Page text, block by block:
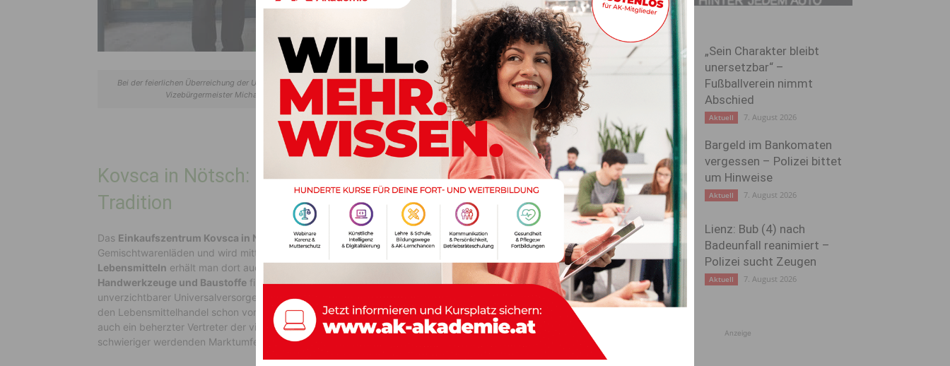
Bei der feierlichen Überreichung der Urkunden und Partnerbetriebe-Tafel mit dabei waren: Bürgermeister Alfred Altersberger,
Vizebürgermeister Michael Rohr, Anton Kovsca und Naturpark-Geschäftsführer Robert Heuberger.
© Verein Naturpark Dobratsch
Kovsca in Nötsch: Regionaler Universalversorger mit
Tradition
Das Einkaufszentrum Kovsca in Nötsch
zählt zu den letzten echten
Gemischtwarenläden und wird mittlerweile in
dritter Generation
Lebensmitteln erhält man dort auch
Sogar
Handwerkzeuge und Baustoffe finden sich in seinem Sortiment. Der Markt ist damit ein
unverzichtbarer Universalversorger in seiner Region.
und kennt
den Lebensmittelhandel schon von Kindesbeinen an. Er ist nicht nur ein erfahrener Kaufmann, sondern
auch ein beherzter Vertreter der vielen kleinen Kärntner Lebensmittelhändler, die sich im immer
schwieriger werdenden Marktumfeld behaupten müssen.
„Sein Charakter bleibt
unersetzbar“ –
Fußballverein nimmt
Abschied
Aktuell 7. August 2026
Bargeld im Bankomaten
vergessen – Polizei bittet
um Hinweise
Aktuell 7. August 2026
Lienz: Bub (4) nach
Badeunfall reanimiert –
Polizei sucht Zeugen
Aktuell 7. August 2026
Anzeige